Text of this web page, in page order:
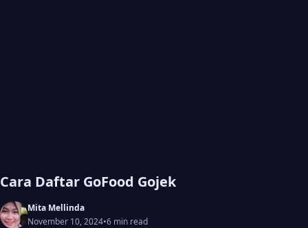
Cara Daftar GoFood Gojek
Mita Mellinda
November 10, 2024•6 min read